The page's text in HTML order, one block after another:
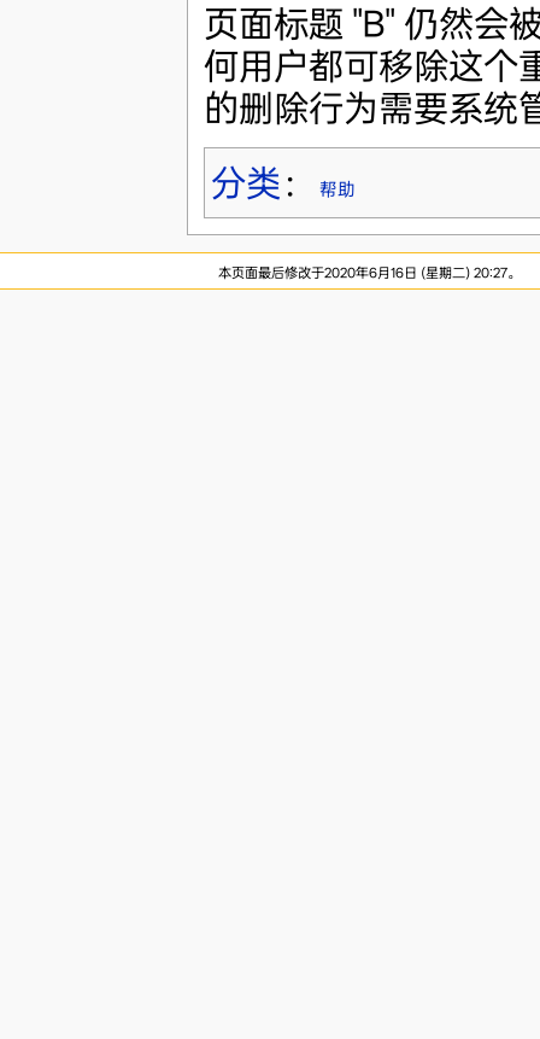
页面标题 "B" 仍然会
何用户都可移除这个
的删除行为需要系统
分类 ： 帮助
本页面最后修改于2020年6月16日 (星期二) 20:27。